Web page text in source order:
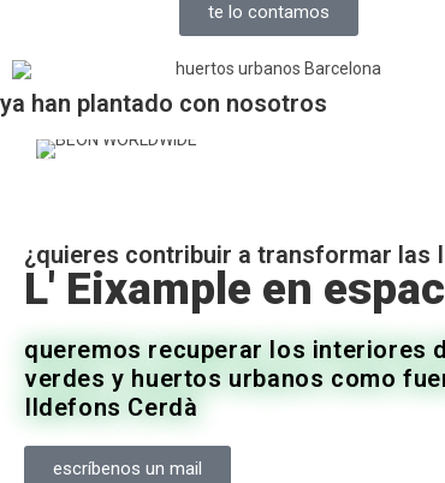
te lo contamos
ya han plantado con nosotros
¿quieres contribuir a transformar las
L' Eixample en
queremos recuperar los interiores
verdes y huertos urbanos como
Ildefons Cerdà
escríbenos un mail